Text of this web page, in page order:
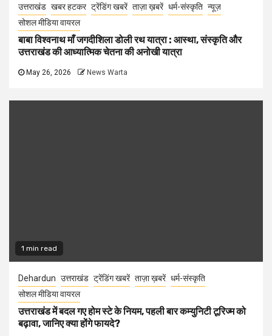
उत्तराखंड खबर हटकर ट्रेंडिंग खबरें ताज़ा ख़बरें धर्म-संस्कृति न्यूज़
सोशल मीडिया वायरल
बाबा विश्वनाथ माँ जगदीशिला डोली रथ यात्रा : आस्था, संस्कृति और
उत्तराखंड की आध्यात्मिक चेतना की अनोखी यात्रा
May 26, 2026 News Warta
1 min read
Dehardun उत्तराखंड ट्रेंडिंग खबरें ताज़ा ख़बरें धर्म-संस्कृति
सोशल मीडिया वायरल
उत्तराखंड में बदल गए होम स्टे के नियम, पहली बार कम्युनिटी टूरिज्म को
बढ़ावा, जानिए क्या होंगे फायदे?